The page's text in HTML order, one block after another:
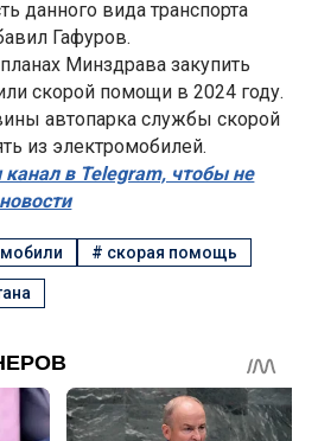
данного вида транспорта
Гафуров.
Минздрава закупить
скорой помощи в 2024 году.
автопарка службы скорой
из электромобилей.
в Telegram, чтобы не
# скорая помощь